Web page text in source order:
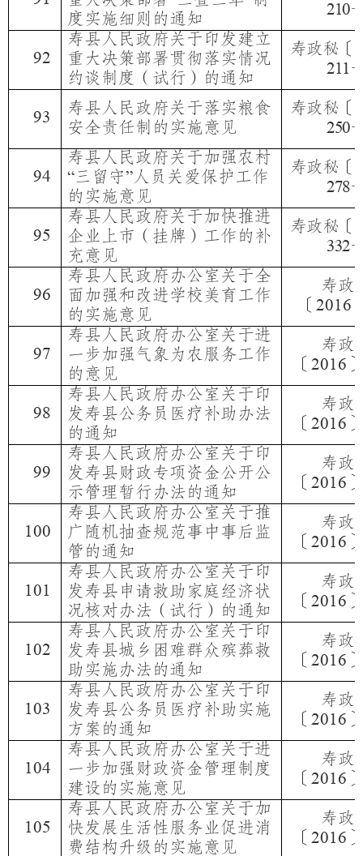
度实施细则的通知
210
92
寿县人民政府关于印发建立
重大决策部署贯彻落实情况
约谈制度（试行）的通知
寿政秘〔
211
93
寿县人民政府关于落实粮食
安全责任制的实施意见
寿政秘〔
250
94
寿县人民政府关于加强农村
“三留守”人员关爱保护工作
的实施意见
寿政秘〔
278
95
寿县人民政府关于加快推进
企业上市（挂牌）工作的补
充意见
寿政秘〔
332
96
寿县人民政府办公室关于全
面加强和改进学校美育工作
的实施意见
寿政
〔 2016
97
寿县人民政府办公室关于进
一步加强气象为农服务工作
的意见
寿政
〔 2016 〕
98
寿县人民政府办公室关于印
发寿县公务员医疗补助办法
的通知
寿政
〔 2016 〕
99
寿县人民政府办公室关于印
发寿县财政专项资金公开公
示管理暂行办法的通知
寿政
〔 2016 〕
100
寿县人民政府办公室关于推
广随机抽查规范事中事后监
管的通知
寿政
〔 2016 〕
101
寿县人民政府办公室关于印
发寿县申请救助家庭经济状
况核对办法（试行）的通知
寿政
〔 2016 〕
102
寿县人民政府办公室关于印
发寿县城乡困难群众殡葬救
助实施办法的通知
寿政
〔 2016 〕
103
寿县人民政府办公室关于印
发寿县公务员医疗补助实施
方案的通知
寿政
〔 2016 〕
104
寿县人民政府办公室关于进
一步加强财政资金管理制度
建设的实施意见
寿政
〔 2016 〕
105
寿县人民政府办公室关于加
快发展生活性服务业促进消
费结构升级的实施意见
寿政
〔 2016 〕